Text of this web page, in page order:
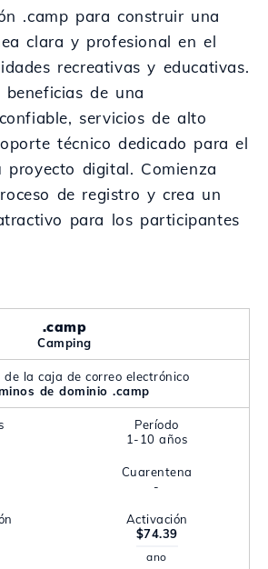
.camp para construir una
clara y profesional en el
recreativas y educativas.
de una
servicios de alto
técnico dedicado para el
proyecto digital. Comienza
de registro y crea un
para los participantes
.camp
Camping
de la caja de correo electrónico
de dominio .camp
Período
1-10 años
Cuarentena
-
Activación
$74.39
ano